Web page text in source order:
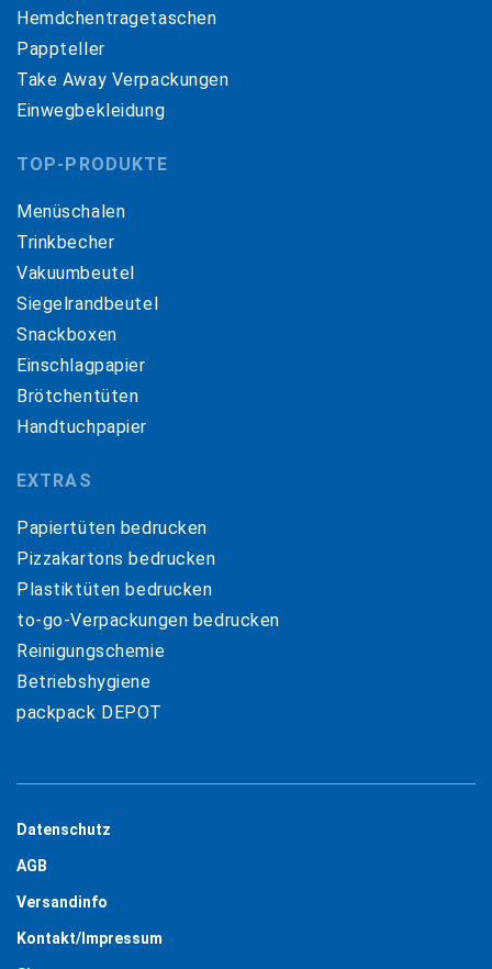
Hemdchentragetaschen
Pappteller
Take Away Verpackungen
Einwegbekleidung
TOP-PRODUKTE
Menüschalen
Trinkbecher
Vakuumbeutel
Siegelrandbeutel
Snackboxen
Einschlagpapier
Brötchentüten
Handtuchpapier
EXTRAS
Papiertüten bedrucken
Pizzakartons bedrucken
Plastiktüten bedrucken
to-go-Verpackungen bedrucken
Reinigungschemie
Betriebshygiene
packpack DEPOT
Datenschutz
AGB
Versandinfo
Kontakt/Impressum